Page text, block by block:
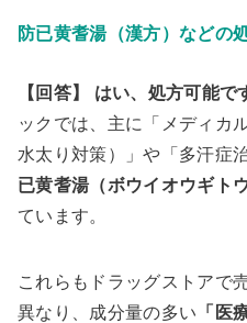
防已黄耆湯（漢方）などの
【回答】 はい、処方可能で
ックでは、主に「メディカ
水太り対策）」や「多汗症
已黄耆湯（ボウイオウギトウ
ています。
これらもドラッグストアで
異なり、成分量の多い 「医